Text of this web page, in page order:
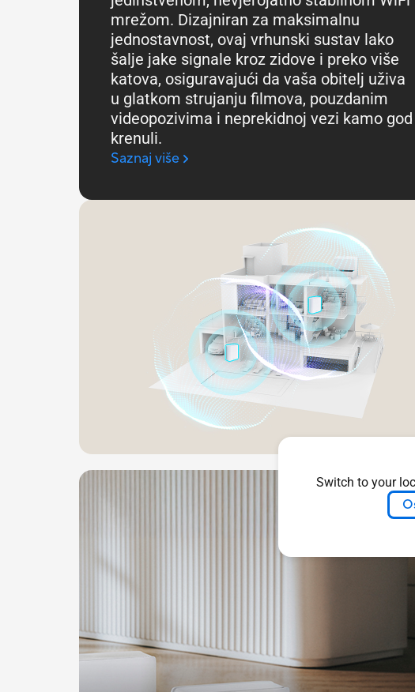
Switch to your
mrežom. Dizajniran za maksimalnu
jednostavnost, ovaj vrhunski sustav lako
šalje jake signale kroz zidove i preko više
katova, osiguravajući da vaša obitelj uživa
u glatkom strujanju filmova, pouzdanim
videopozivima i neprekidnoj vezi kamo god
krenuli.
Saznaj više